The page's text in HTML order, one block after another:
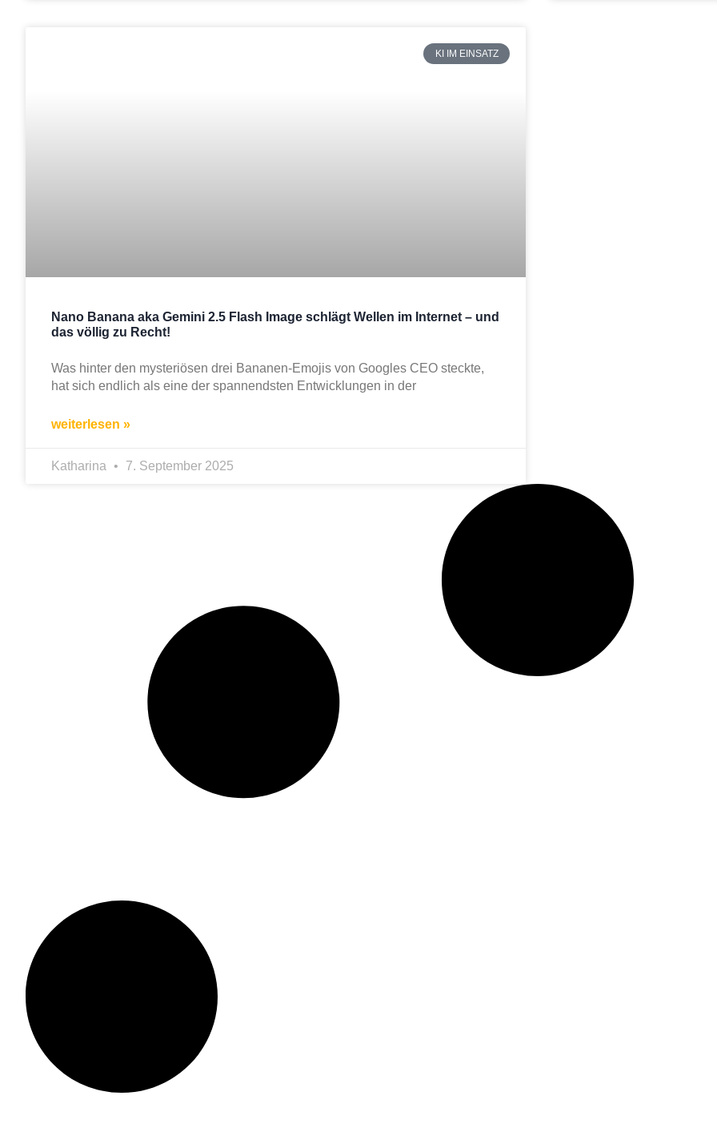
KI IM EINSATZ
Nano Banana aka Gemini 2.5 Flash Image schlägt Wellen im Internet – und
das völlig zu Recht!
Was hinter den mysteriösen drei Bananen-Emojis von Googles CEO steckte,
hat sich endlich als eine der spannendsten Entwicklungen in der
weiterlesen »
Katharina 7. September 2025